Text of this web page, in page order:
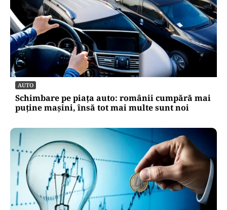
AUTO
Schimbare pe piața auto: românii cumpără mai
puține mașini, însă tot mai multe sunt noi